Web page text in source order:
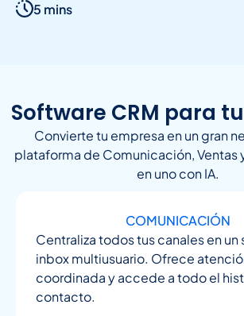
5 mins
Software CRM para
Convierte tu empresa en un gran
plataforma de Comunicación, Ventas
en uno con IA.
COMUNICACIÓN
Centraliza todos tus canales en un
inbox multiusuario. Ofrece
coordinada y accede a todo el
contacto.